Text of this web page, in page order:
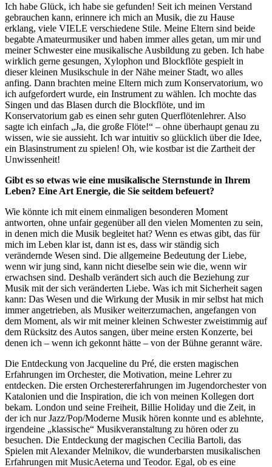
Ich habe Glück, ich habe sie gefunden! Seit ich meinen Verstand
gebrauchen kann, erinnere ich mich an Musik, die zu Hause
erklang, viele VIELE verschiedene Stile. Meine Eltern sind beide
begabte Amateurmusiker und haben immer alles getan, um mir und
meiner Schwester eine musikalische Ausbildung zu geben. Ich habe
wirklich gerne gesungen, Xylophon und Blockflöte gespielt in
dieser kleinen Musikschule in der Nähe meiner Stadt, wo alles
anfing. Dann brachten meine Eltern mich zum Konservatorium, wo
ich aufgefordert wurde, ein Instrument zu wählen. Ich mochte das
Singen und das Blasen durch die Blockflöte, und im
Konservatorium gab es einen sehr guten Querflötenlehrer. Also
sagte ich einfach „Ja, die große Flöte!“ – ohne überhaupt genau zu
wissen, wie sie aussieht. Ich war intuitiv so glücklich über die Idee,
ein Blasinstrument zu spielen! Oh, wie kostbar ist die Zartheit der
Unwissenheit!
Gibt es so etwas wie eine musikalische Sternstunde in Ihrem
Leben? Eine Art Energie, die Sie seitdem befeuert?
Wie könnte ich mit einem einmaligen besonderen Moment
antworten, ohne unfair gegenüber all den vielen Momenten zu sein,
in denen mich die Musik begleitet hat? Wenn es etwas gibt, das für
mich im Leben klar ist, dann ist es, dass wir ständig sich
verändernde Wesen sind. Die allgemeine Bedeutung der Liebe,
wenn wir jung sind, kann nicht dieselbe sein wie die, wenn wir
erwachsen sind. Deshalb verändert sich auch die Beziehung zur
Musik mit der sich veränderten Liebe. Was ich mit Sicherheit sagen
kann: Das Wesen und die Wirkung der Musik in mir selbst hat mich
immer angetrieben, als Musiker weiterzumachen, angefangen von
dem Moment, als wir mit meiner kleinen Schwester zweistimmig auf
dem Rücksitz des Autos sangen, über meine ersten Konzerte, bei
denen ich – wenn ich gekonnt hätte – von der Bühne gerannt wäre.
Die Entdeckung von Jacqueline du Pré, die ersten magischen
Erfahrungen im Orchester, die Motivation, meine Lehrer zu
entdecken. Die ersten Orchestererfahrungen im Jugendorchester von
Katalonien und die Inspiration, die ich von meinen Kollegen dort
bekam. London und seine Freiheit, Billie Holiday und die Zeit, in
der ich nur Jazz/Pop/Moderne Musik hören konnte und es ablehnte,
irgendeine „klassische“ Musikveranstaltung zu hören oder zu
besuchen. Die Entdeckung der magischen Cecilia Bartoli, das
Spielen mit Alexander Melnikov, die wunderbarsten musikalischen
Erfahrungen mit MusicAeterna und Teodor. Egal, ob es eine